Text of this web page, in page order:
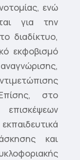
ενώ
για την
διαδίκτυο,
εκφοβισμό
στο
και